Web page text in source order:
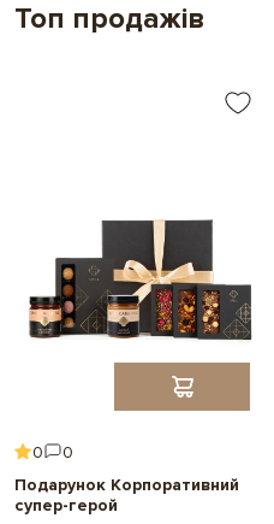
Топ продажів
0
0
Подарунок Корпоративний
супер-герой